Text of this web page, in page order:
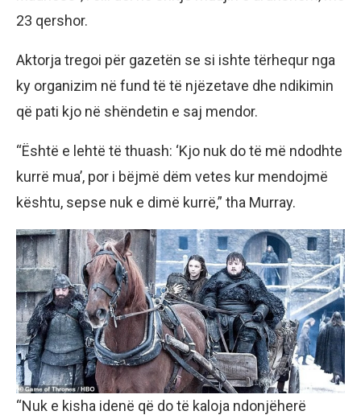
23 qershor.
Aktorja tregoi për gazetën se si ishte tërhequr nga
ky organizim në fund të të njëzetave dhe ndikimin
që pati kjo në shëndetin e saj mendor.
“Është e lehtë të thuash: ‘Kjo nuk do të më ndodhte
kurrë mua’, por i bëjmë dëm vetes kur mendojmë
kështu, sepse nuk e dimë kurrë,” tha Murray.
“Nuk e kisha idenë që do të kaloja ndonjëherë